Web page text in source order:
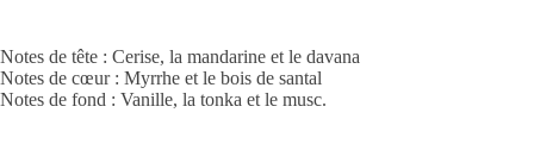
Notes de tête : Cerise, la mandarine et le davana
Notes de cœur : Myrrhe et le bois de santal
Notes de fond : Vanille, la tonka et le musc.